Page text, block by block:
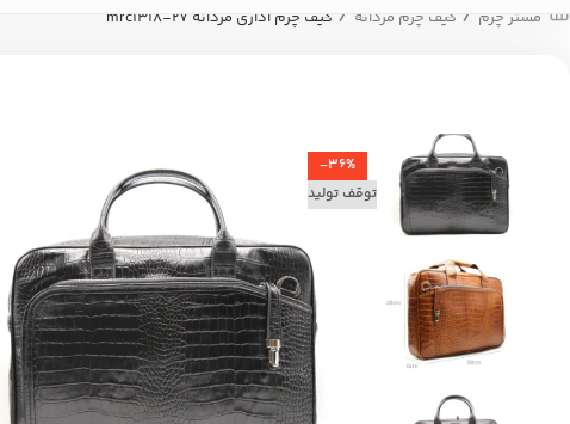
مستر چرم / کیف چرم مردانه / کیف چرم اداری مردانه mrc1318-27
-36%
توقف تولید